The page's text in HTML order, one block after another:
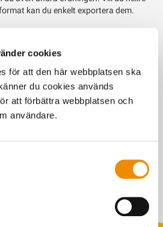
cookies
för att den här webbplatsen ska
du cookies används
att förbättra webbplatsen och
användare.
kan du enkelt exportera dem.
2023